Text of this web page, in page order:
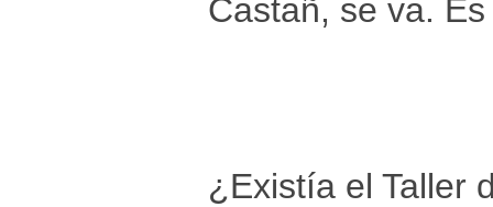
Castañ, se va.
¿Existía el Taller